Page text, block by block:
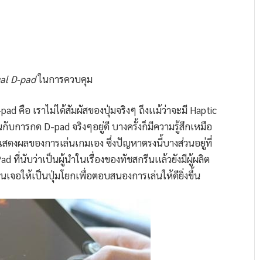
D-padในการควบคุม
คือ เราไม่ได้สัมผัสของปุ่มจริงๆ ถึงเเม้ว่าจะมี Haptic
บการกด D-pad จริงๆอยู่ดี บางครั้งก็มีความรู้สึกเหมือ
ดงผลของการเล่นเกมเอง ซึ่งปัญหาตรงนี้บางส่วนอยู่ที่
ที่นับว่าเป็นผู้นำในเรื่องของทัชสกรีนเเล้วยังมีผู้ผลิต
เจอให้เป็นปุ่มโยกเพื่อตอบสนองการเล่นให้ดียิ่งขึ้น